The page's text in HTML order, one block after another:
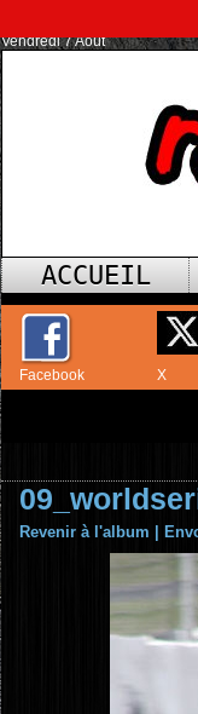
Vendredi 7 Août
ACCUEIL
Facebook X
Revenir à l'album